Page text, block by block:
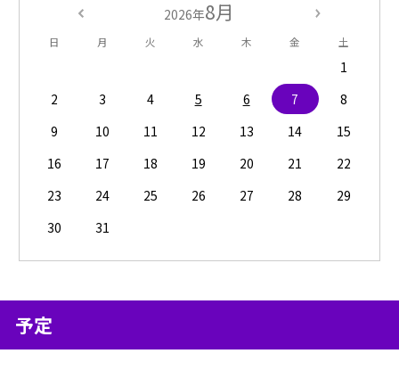
2026年8月
日 月 火 水 木 金 土
1
2
3 4 5 6 7
8
9
10 11 12 13 14
15
16
17 18 19 20 21
22
23
24 25 26 27 28
29
30
31
予定